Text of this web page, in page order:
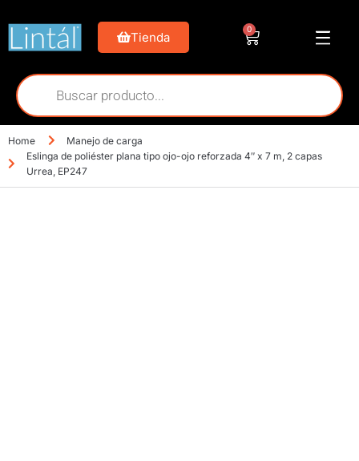
Tienda
0
Home
Manejo de carga
Eslinga de poliéster plana tipo ojo-ojo reforzada 4″ x 7 m, 2 capas
Urrea, EP247